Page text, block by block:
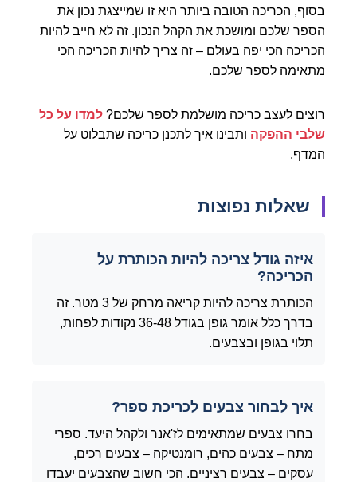
בסוף, הכריכה הטובה ביותר היא זו שמייצגת נכון את
הספר שלכם ומושכת את הקהל הנכון. זה לא חייב להיות
הכריכה הכי יפה בעולם – זה צריך להיות הכריכה הכי
מתאימה לספר שלכם.
רוצים לעצב כריכה מושלמת לספר שלכם? למדו על כל
שלבי ההפקה ותבינו איך לתכנן כריכה שתבלוט על
המדף.
שאלות נפוצות
איזה גודל צריכה להיות הכותרת על
הכריכה?
הכותרת צריכה להיות קריאה מרחק של 3 מטר. זה
בדרך כלל אומר גופן בגודל 36-48 נקודות לפחות,
תלוי בגופן ובצבעים.
איך לבחור צבעים לכריכת ספר?
בחרו צבעים שמתאימים לז'אנר ולקהל היעד. ספרי
מתח – צבעים כהים, רומנטיקה – צבעים רכים,
עסקים – צבעים רציניים. הכי חשוב שהצבעים יעבדו